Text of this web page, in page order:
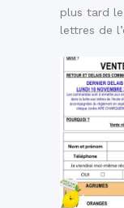
plus tard
lettres de